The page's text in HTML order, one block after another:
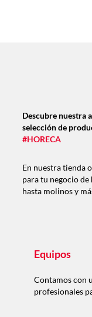
Descubre nuestra
selección de
#HORECA
En nuestra tienda
para tu negocio
hasta molinos y
Equipos
Contamos con
profesionales